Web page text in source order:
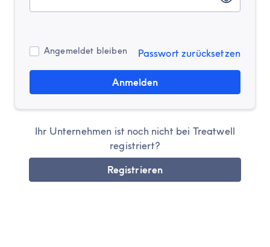
Angemeldet bleiben Passwort zurücksetzen
Anmelden
Ihr Unternehmen ist noch nicht bei Treatwell
registriert?
Registrieren